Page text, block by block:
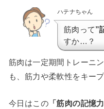
ハテナちゃん
筋肉って”
すか…？
筋肉は一定期間トレーニ
も、筋力や柔軟性をキー
今日はこの「筋肉の記憶力